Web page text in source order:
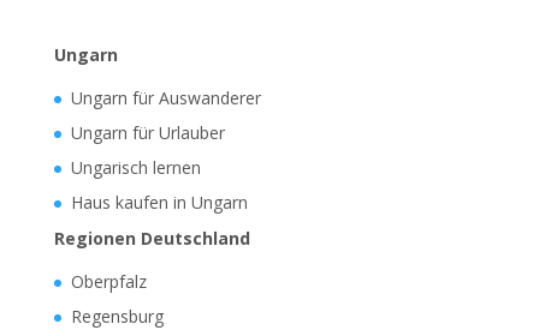
Ungarn
Ungarn für Auswanderer
Ungarn für Urlauber
Ungarisch lernen
Haus kaufen in Ungarn
Regionen Deutschland
Oberpfalz
Regensburg